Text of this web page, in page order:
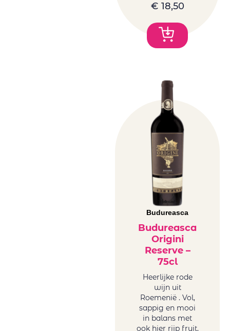
€ 18,50
Budureasca
Budureasca
Origini
Reserve –
75cl
Heerlijke rode
wijn uit
Roemenië . Vol,
sappig en mooi
in balans met
ook hier rijp fruit,